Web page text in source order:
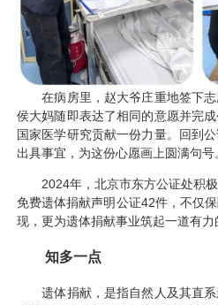
在病房里，赵大爷庄重地签下志
侯大妈随即表达了相同的意愿并完
国家医学研究贡献一份力量。回到
出具事宜，为这份心愿画上圆满句号
2024年，北京市东方公证处积极
免费遗体捐献声明公证42件，不仅
现，更为遗体捐献事业筑起一道有力
知多一点
遗体捐献，是指自然人及其直系